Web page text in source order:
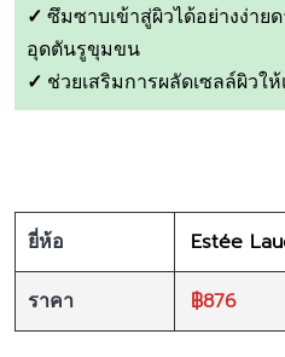
✓ ซึมซาบเข้าสู่ผิวได้อย่างง่าย
อุดตันรูขุมขน
✓ ช่วยเสริมการผลัดเซลล์ผิวใ
ยี่ห้อ Estée
ราคา ฿876